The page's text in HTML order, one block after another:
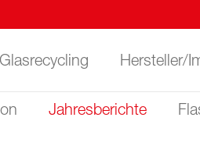
Glasrecycling Hersteller/
Jahresberichte